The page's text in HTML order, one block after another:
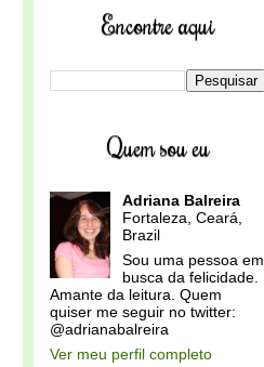
Encontre aqui
Quem sou eu
Adriana Balreira
Fortaleza, Ceará,
Brazil
Sou uma pessoa em
busca da felicidade.
Amante da leitura. Quem
quiser me seguir no twitter:
@adrianabalreira
Ver meu perfil completo